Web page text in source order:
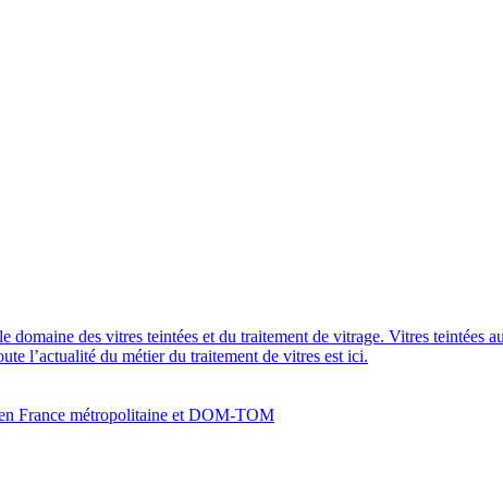
domaine des vitres teintées et du traitement de vitrage. Vitres teintées
l’actualité du métier du traitement de vitres est ici.
France métropolitaine et DOM-TOM